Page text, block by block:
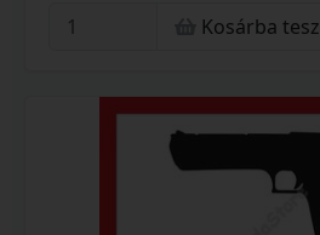
Kosárba tesz